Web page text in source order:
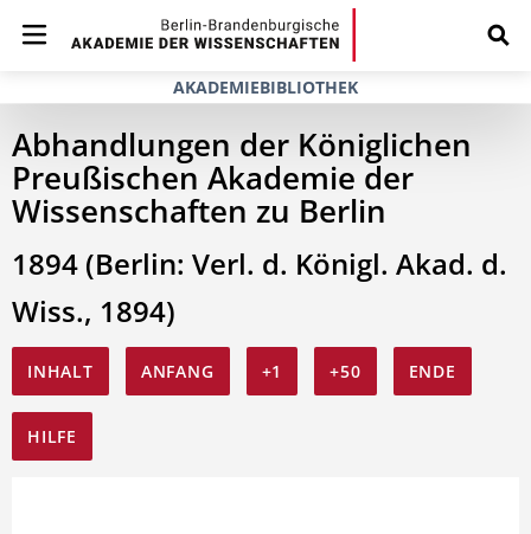
AKADEMIEBIBLIOTHEK
Abhandlungen der Königlichen
Preußischen Akademie der
Wissenschaften zu Berlin
1894 (Berlin: Verl. d. Königl. Akad. d.
Wiss., 1894)
INHALT ANFANG +1 +50 ENDE
HILFE